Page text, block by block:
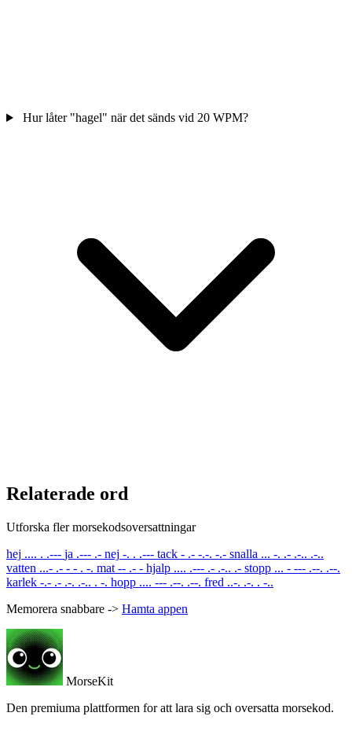
Hur låter "hagel" när det sänds vid 20 WPM?
Relaterade ord
Utforska fler morsekodsoversattningar
hej .... . .--- ja .--- .- nej -. . .--- tack - .- -.-. -.- snalla ... -. .- .-.. .-..
vatten ...- .- - - . -. mat -- .- - hjalp .... .--- .- .-.. .- stopp ... - --- .--. .--.
karlek -.- .- .-. .-.. . -. hopp .... --- .--. .--. fred ..-. .-. . -..
Memorera snabbare -> Hamta appen
MorseKit
Den premiuma plattformen for att lara sig och oversatta morsekod.